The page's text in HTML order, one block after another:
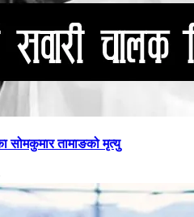
तामाङको मृत्यु